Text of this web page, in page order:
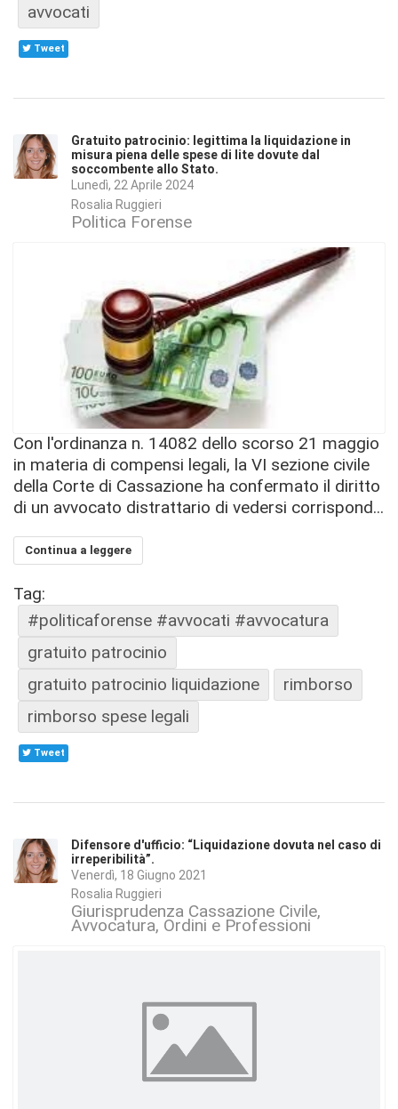
avvocati
Tweet
Gratuito patrocinio: legittima la liquidazione in
misura piena delle spese di lite dovute dal
soccombente allo Stato.
Lunedì, 22 Aprile 2024
Rosalia Ruggieri
Politica Forense
Con l'ordinanza n. 14082 dello scorso 21 maggio
in materia di compensi legali, la VI sezione civile
della Corte di Cassazione ha confermato il diritto
di un avvocato distrattario di vedersi corrispond...
Continua a leggere
Tag:
#politicaforense #avvocati #avvocatura
gratuito patrocinio
gratuito patrocinio liquidazione
rimborso
rimborso spese legali
Tweet
Difensore d'ufficio: “Liquidazione dovuta nel caso di
irreperibilità”.
Venerdì, 18 Giugno 2021
Rosalia Ruggieri
Giurisprudenza Cassazione Civile
Avvocatura, Ordini e Professioni